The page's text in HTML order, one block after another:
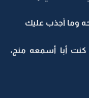
وما أجذب عليك
كنت أبا أسمعه منج،